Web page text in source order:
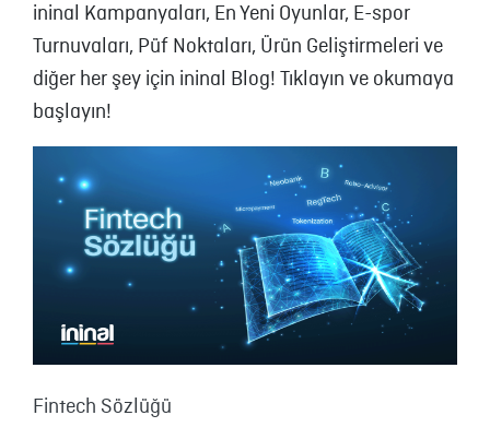
ininal Kampanyaları, En Yeni Oyunlar, E-spor
Turnuvaları, Püf Noktaları, Ürün Geliştirmeleri ve
diğer her şey için ininal Blog! Tıklayın ve okumaya
başlayın!
Fintech Sözlüğü